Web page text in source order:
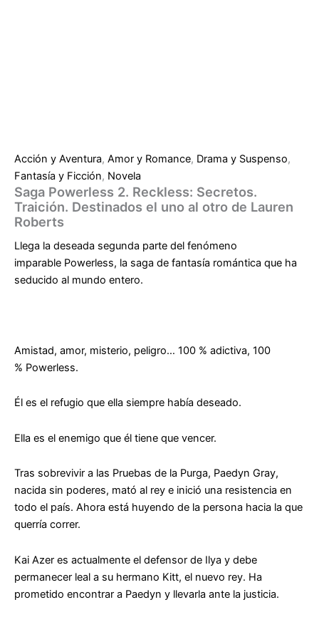
Acción y Aventura, Amor y Romance, Drama y Suspenso,
Fantasía y Ficción, Novela
Saga Powerless 2. Reckless: Secretos.
Traición. Destinados el uno al otro de Lauren
Roberts
Llega la deseada segunda parte del fenómeno
imparable Powerless, la saga de fantasía romántica que ha
seducido al mundo entero.
Amistad, amor, misterio, peligro… 100 % adictiva, 100
% Powerless.
Él es el refugio que ella siempre había deseado.
Ella es el enemigo que él tiene que vencer.
Tras sobrevivir a las Pruebas de la Purga, Paedyn Gray,
nacida sin poderes, mató al rey e inició una resistencia en
todo el país. Ahora está huyendo de la persona hacia la que
querría correr.
Kai Azer es actualmente el defensor de Ilya y debe
permanecer leal a su hermano Kitt, el nuevo rey. Ha
prometido encontrar a Paedyn y llevarla ante la justicia.